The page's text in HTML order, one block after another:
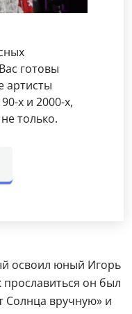
готовы
артисты
х и 2000-х,
только.
освоил юный Игорь
прославиться он был
Солнца вручную» и